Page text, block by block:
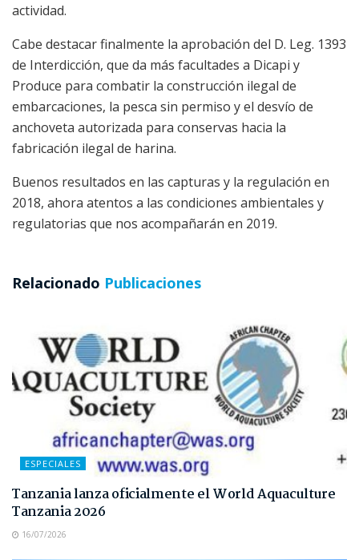
actividad.
Cabe destacar finalmente la aprobación del D. Leg. 1393
de Interdicción, que da más facultades a Dicapi y
Produce para combatir la construcción ilegal de
embarcaciones, la pesca sin permiso y el desvío de
anchoveta autorizada para conservas hacia la
fabricación ilegal de harina.
Buenos resultados en las capturas y la regulación en
2018, ahora atentos a las condiciones ambientales y
regulatorias que nos acompañarán en 2019.
Relacionado Publicaciones
ESPECIALES
Tanzania lanza oficialmente el World Aquaculture
Tanzania 2026
16/07/2026